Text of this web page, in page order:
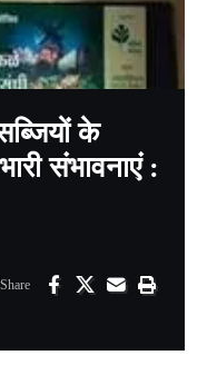
के
संभावनाएं :
Share